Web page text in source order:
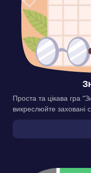
Проста та цікава гра
викреслюйте заховані